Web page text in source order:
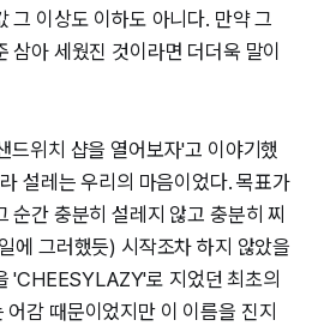
그 이상도 이하도 아니다. 만약 그
삼아 세웠진 것이라면 더더욱 말이
드위치 샵을 열어보자'고 이야기했
설레는 우리의 마음이었다. 목표가
순간 충분히 설레지 않고 충분히 찌
에 그러했듯) 시작조차 하지 않았을
'CHEESYLAZY'로 지었던 최초의
어감 때문이었지만 이 이름을 진지